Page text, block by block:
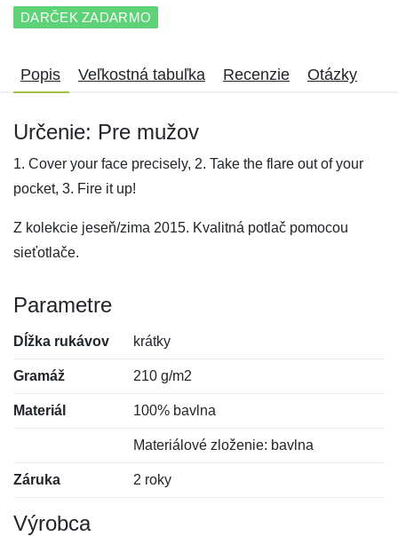
DARČEK ZADARMO
Popis Veľkostná tabuľka Recenzie Otázky
Určenie: Pre mužov
1. Cover your face precisely, 2. Take the flare out of your
pocket, 3. Fire it up!
Z kolekcie jeseň/zima 2015. Kvalitná potlač pomocou
sieťotlače.
Parametre
Dĺžka rukávov krátky
Gramáž 210 g/m2
Materiál 100% bavlna
Materiálové zloženie: bavlna
Záruka 2 roky
Výrobca